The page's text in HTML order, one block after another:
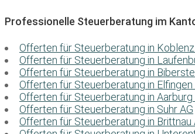
Professionelle Steuerberatung im
Offerten für Steuerberatung in Koblenz
Offerten für Steuerberatung in
Offerten für Steuerberatung in
Offerten für Steuerberatung in Elfingen
Offerten für Steuerberatung in Aarburg
Offerten für Steuerberatung in Suhr AG
Offerten für Steuerberatung in Brittnau